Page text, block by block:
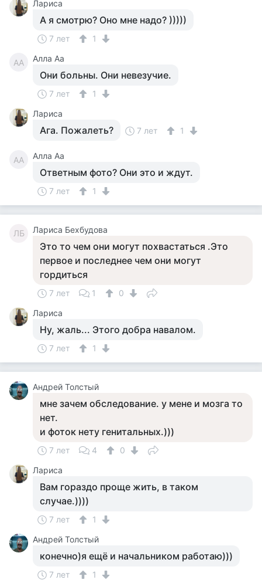
Лариса
А я смотрю? Оно мне надо? )))))
7 лет 1
АА Алла Аа
Они больны. Они невезучие.
7 лет
1
Лариса
Ага. Пожалеть? 7 лет 1
АА Алла Аа
Ответным фото? Они это и ждут.
7 лет 1
ЛБ Лариса Бехбудова
Это то чем они могут похвастаться .Это
первое и последнее чем они могут
гордиться
7 лет 1
0
Лариса
Ну, жаль... Этого добра навалом.
7 лет 1
Андрей Толстый
мне зачем обследование. у мене и мозга то
нет.
и фоток нету генитальных.)))
7 лет 4
0
Лариса
Вам гораздо проще жить, в таком
случае.))))
7 лет
1
Андрей Толстый
конечно)я ещё и начальником работаю)))
7 лет
1